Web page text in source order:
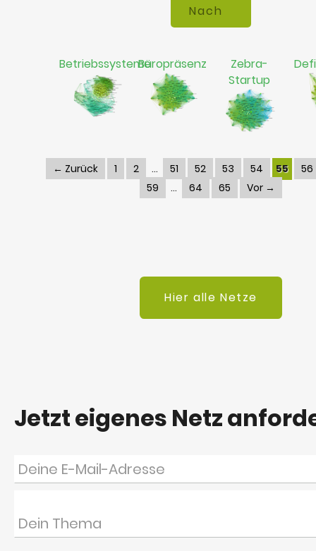
BetriebssystemeBüropräsenz
Zebra-
Startup
← Zurück 1 2 51 52 53 54 55
56
59
64 65 Vor →
Hier alle Netze
Jetzt eigenes Netz